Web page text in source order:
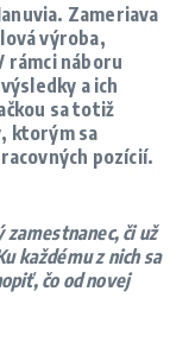
Zameriava
výroba,
rámci náboru
a ich
sa totiž
ktorým sa
pozícií.
či už
každému z nich sa
čo od novej